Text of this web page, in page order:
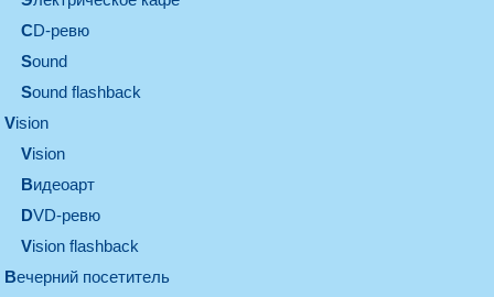
CD-ревю
sound
Sound flashback
vision
vision
видеоарт
DVD-ревю
Vision flashback
вечерний посетитель